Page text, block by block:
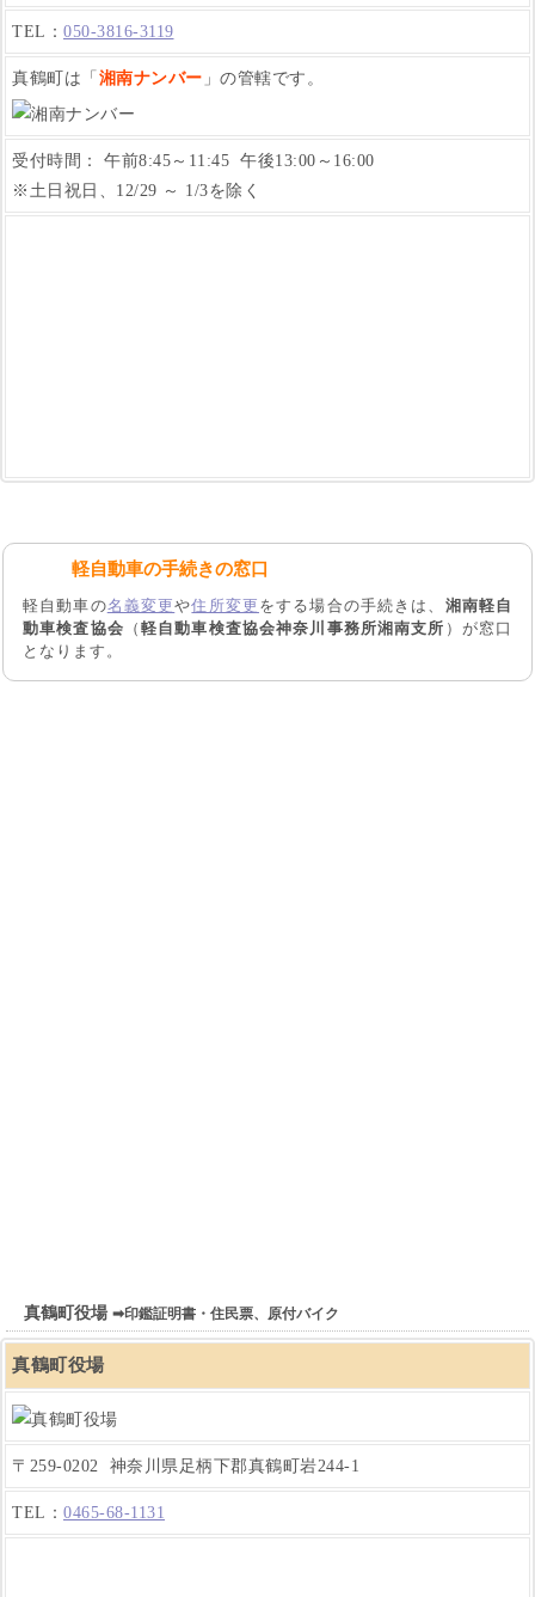
TEL： 050-3816-3119
真鶴町は「 湘南ナンバー 」の管轄です。
受付時間： 午前8:45～11:45 午後13:00～16:00
※土日祝日、12/29 ～ 1/3を除く
軽自動車の手続きの窓口
軽自動車の名義変更や住所変更 をする場合の手続きは、 湘南軽自
動車検査協会 （ 軽自動車検査協会神奈川事務所湘南支所 ）が窓口
となります。
真鶴町役場 ➡印鑑証明書・住民票、原付バイク
真鶴町役場
〒259-0202 神奈川県足柄下郡真鶴町岩244-1
TEL： 0465-68-1131